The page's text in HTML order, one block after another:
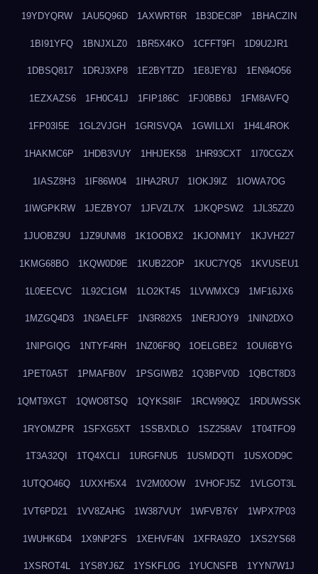
19YDYQRW 1AU5Q96D 1AXWRT6R 1B3DEC8P 1BHACZIN
1BI91YFQ 1BNJXLZ0 1BR5X4KO 1CFFT9FI 1D9U2JR1
1DBSQ817 1DRJ3XP8 1E2BYTZD 1E8JEY8J 1EN94O56
1EZXAZS6 1FH0C41J 1FIP186C 1FJ0BB6J 1FM8AVFQ
1FP03I5E 1GL2VJGH 1GRISVQA 1GWILLXI 1H4L4ROK
1HAKMC6P 1HDB3VUY 1HHJEK58 1HR93CXT 1I70CGZX
1IASZ8H3 1IF86W04 1IHA2RU7 1IOKJ9IZ 1IOWA7OG
1IWGPKRW 1JEZBYO7 1JFVZL7X 1JKQPSW2 1JL35ZZ0
1JUOBZ9U 1JZ9UNM8 1K1OOBX2 1KJONM1Y 1KJVH227
1KMG68BO 1KQW0D9E 1KUB22OP 1KUC7YQ5 1KVUSEU1
1L0EECVC 1L92C1GM 1LO2KT45 1LVWMXC9 1MF16JX6
1MZGQ4D3 1N3AELFF 1N3R82X5 1NERJOY9 1NIN2DXO
1NIPGIQG 1NTYF4RH 1NZ06F8Q 1OELGBE2 1OUI6BYG
1PET0A5T 1PMAFB0V 1PSGIWB2 1Q3BPV0D 1QBCT8D3
1QMT9XGT 1QWO8TSQ 1QYKS8IF 1RCW99QZ 1RDUWSSK
1RYOMZPR 1SFXG5XT 1SSBXDLO 1SZ258AV 1T04TFO9
1T3A32QI 1TQ4XCLI 1URGFNU5 1USMDQTI 1USXOD9C
1UTQO46Q 1UXXH5X4 1V2M00OW 1VHOFJ5Z 1VLGOT3L
1VT6PD21 1VV8ZAHG 1W387VUY 1WFVB76Y 1WPX7P03
1WUHK6D4 1X9NP2FS 1XEHVF4N 1XFRA9ZO 1XS2YS68
1XSROT4L 1YS8YJ6Z 1YSKFL0G 1YUCNSFB 1YYN7W1J